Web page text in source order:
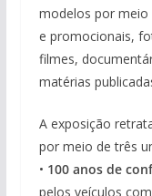
modelos por meio
e promocionais,
filmes,
matérias
A exposição
por meio de três
• 100 anos de
pelos veículos